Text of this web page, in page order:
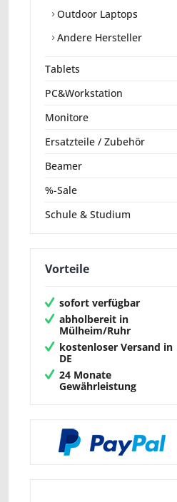
Outdoor Laptops
Andere Hersteller
Tablets
PC&Workstation
Monitore
Ersatzteile / Zubehör
Beamer
%-Sale
Schule & Studium
Vorteile
sofort verfügbar
abholbereit in
Mülheim/Ruhr
kostenloser Versand in
DE
24 Monate
Gewährleistung